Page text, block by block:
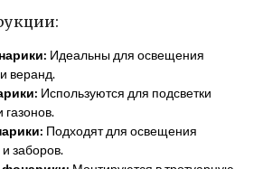
Идеальны для освещения
веранд.
Используются для подсветки
газонов.
Подходят для освещения
заборов.